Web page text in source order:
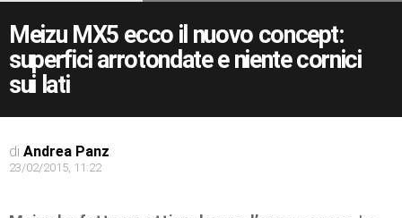
Meizu MX5 ecco il nuovo concept:
superfici arrotondate e niente cornici
sui lati
di Andrea Panz
23/02/2015, 11:22